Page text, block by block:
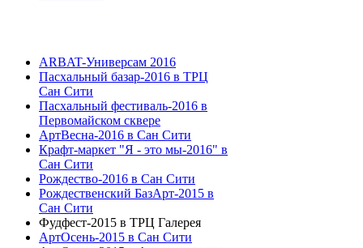
ARBAT-Универсам 2016
Пасхальный базар-2016 в ТРЦ
Сан Сити
Пасхальный фестиваль-2016 в
Первомайском сквере
АртВесна-2016 в Сан Сити
Крафт-маркет "Я - это мы-2016" в
Сан Сити
Рождество-2016 в Сан Сити
Рождественский БазАрт-2015 в
Сан Сити
Фудфест-2015 в ТРЦ Галерея
АртОсень-2015 в Сан Сити